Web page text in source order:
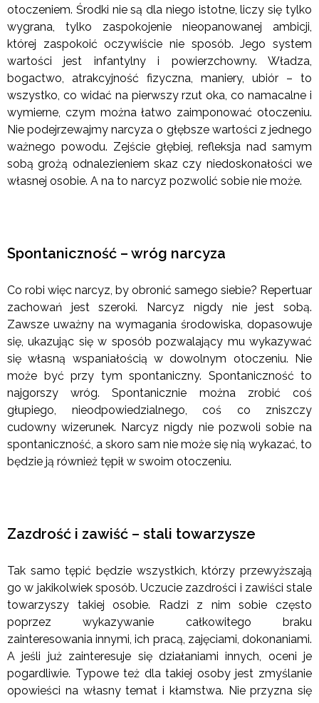
otoczeniem. Środki nie są dla niego istotne, liczy się tylko
wygrana, tylko zaspokojenie nieopanowanej ambicji,
której zaspokoić oczywiście nie sposób. Jego system
wartości jest infantylny i powierzchowny. Władza,
bogactwo, atrakcyjność fizyczna, maniery, ubiór – to
wszystko, co widać na pierwszy rzut oka, co namacalne i
wymierne, czym można łatwo zaimponować otoczeniu.
Nie podejrzewajmy narcyza o głębsze wartości z jednego
ważnego powodu. Zejście głębiej, refleksja nad samym
sobą grożą odnalezieniem skaz czy niedoskonałości we
własnej osobie. A na to narcyz pozwolić sobie nie może.
Spontaniczność – wróg narcyza
Co robi więc narcyz, by obronić samego siebie? Repertuar
zachowań jest szeroki. Narcyz nigdy nie jest sobą.
Zawsze uważny na wymagania środowiska, dopasowuje
się, ukazując się w sposób pozwalający mu wykazywać
się własną wspaniałością w dowolnym otoczeniu. Nie
może być przy tym spontaniczny. Spontaniczność to
najgorszy wróg. Spontanicznie można zrobić coś
głupiego, nieodpowiedzialnego, coś co zniszczy
cudowny wizerunek. Narcyz nigdy nie pozwoli sobie na
spontaniczność, a skoro sam nie może się nią wykazać, to
będzie ją również tępił w swoim otoczeniu.
Zazdrość i zawiść – stali towarzysze
Tak samo tępić będzie wszystkich, którzy przewyższają
go w jakikolwiek sposób. Uczucie zazdrości i zawiści stale
towarzyszy takiej osobie. Radzi z nim sobie często
poprzez wykazywanie całkowitego braku
zainteresowania innymi, ich pracą, zajęciami, dokonaniami.
A jeśli już zainteresuje się działaniami innych, oceni je
pogardliwie. Typowe też dla takiej osoby jest zmyślanie
opowieści na własny temat i kłamstwa. Nie przyzna się